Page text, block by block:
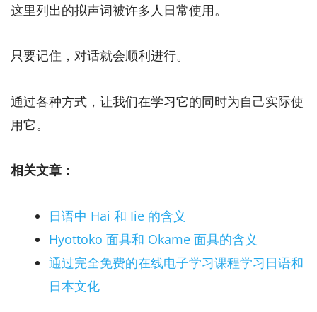
这里列出的拟声词被许多人日常使用。
只要记住，对话就会顺利进行。
通过各种方式，让我们在学习它的同时为自己实际使
用它。
相关文章：
日语中 Hai 和 Iie 的含义
Hyottoko 面具和 Okame 面具的含义
通过完全免费的在线电子学习课程学习日语和
日本文化